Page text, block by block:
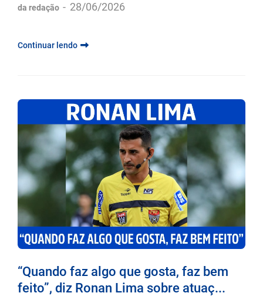
da redação - 28/06/2026
Continuar lendo
“Quando faz algo que gosta, faz bem
feito”, diz Ronan Lima sobre atuaç...